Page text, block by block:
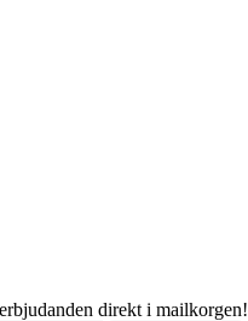
direkt i mailkorgen!